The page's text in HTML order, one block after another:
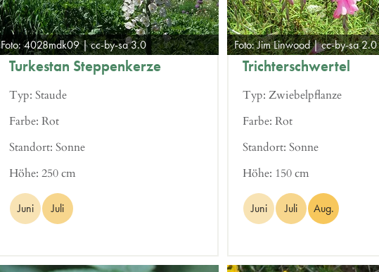
Foto: 4028mdk09 | cc-by-sa 3.0
Turkestan Steppenkerze
Typ: Staude
Farbe: Rot
Standort: Sonne
Höhe: 250 cm
Juni Juli
Foto: Jim Linwood | cc-by-sa 2.0
Trichterschwertel
Typ: Zwiebelpflanze
Farbe: Rot
Standort: Sonne
Höhe: 150 cm
Juni Juli Aug.